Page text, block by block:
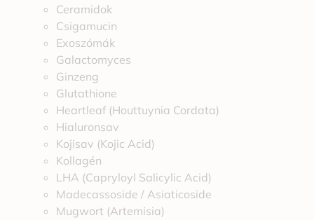
Ceramidok
Csigamucin
Exoszómák
Galactomyces
Ginzeng
Glutathione
Heartleaf (Houttuynia Cordata)
Hialuronsav
Kojisav (Kojic Acid)
Kollagén
LHA (Capryloyl Salicylic Acid)
Madecassoside / Asiaticoside
Mugwort (Artemisia)